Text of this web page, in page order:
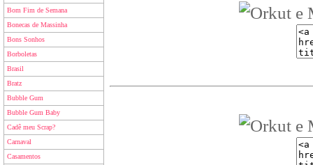
Bom Fim de Semana
Bonecas de Massinha
Bons Sonhos
Borboletas
Brasil
Bratz
Bubble Gum
Bubble Gum Baby
Cadê meu Scrap?
Carnaval
Casamentos